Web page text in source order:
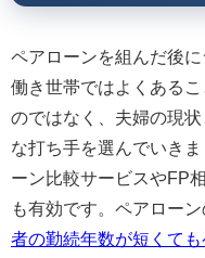
ペアローンを組んだ後
働き世帯ではよくある
のではなく、夫婦の現
な打ち手を選んでいき
ーン比較サービスやFP
も有効です。ペアロー
者の勤続年数が短くて